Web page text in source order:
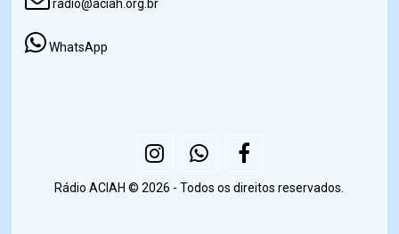
radio@aciah.org.br
WhatsApp
Rádio ACIAH © 2026 - Todos os direitos reservados.